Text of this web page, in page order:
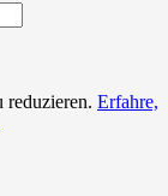
reduzieren. Erfahre,